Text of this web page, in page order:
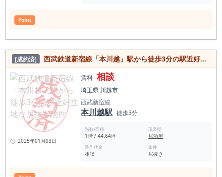
Point
[成約済] 西武鉄道新宿線「本川越」駅から徒歩3分の駅近好立地な居抜き物件
2025年01月03日
賃料 相談
埼玉県 川越市
西武新宿線
本川越駅 徒歩3分
階数/面積
1階 / 44.64坪
現業態
居酒屋
造作代金
相談
条件
居抜き